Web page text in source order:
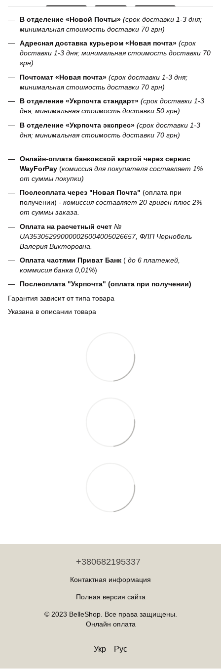
В отделение «Новой Почты» (срок доставки 1-3 дня;
минимальная стоимость доставки 70 грн)
Адресная доставка курьером «Новая почта» (срок
доставки 1-3 дня; минимальная стоимость доставки 70
грн)
Почтомат «Новая почта» (срок доставки 1-3 дня;
минимальная стоимость доставки 70 грн)
В отделение «Укрпочта стандарт» (срок доставки 1-3
дня; минимальная стоимость доставки 50 грн)
В отделение «Укрпочта экспрес» (срок доставки 1-3
дня; минимальная стоимость доставки 70 грн)
Онлайн-оплата банковской картой через сервис
WayForPay (комиссия для покупателя составляет 1%
от суммы покупки)
Послеоплата через "Новая Почта" (оплата при
получении) - комиссия составляет 20 гривен плюс 2%
от суммы заказа.
Оплата на расчетный счет №
UA353052990000026004005026657, ФЛП Чернобель
Валерия Викторовна.
Оплата частями Приват Банк ( до 6 платежей,
коммисия банка 0,01%)
Послеоплата "Укрпочта" (оплата при получении)
Гарантия зависит от типа товара
Указана в описании товара
+380682195337
Контактная информация
Полная версия сайта
© 2023 BelleShop. Все права защищены.
Онлайн оплата
Укр Рус